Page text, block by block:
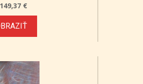
149,37 €